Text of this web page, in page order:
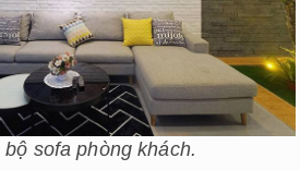
bộ sofa phòng khách.